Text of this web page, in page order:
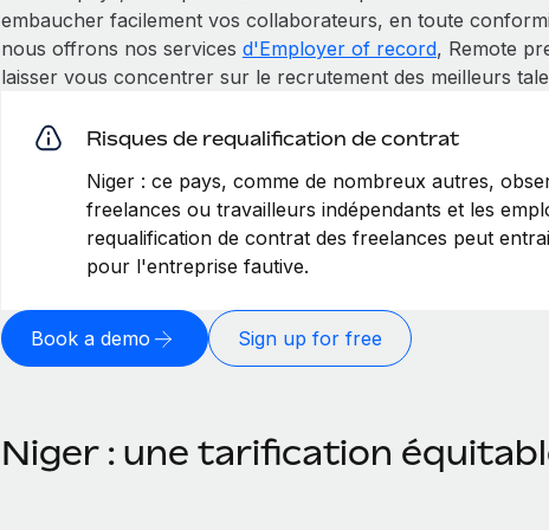
embaucher facilement vos collaborateurs, en toute
nous offrons nos services d'Employer of record, Remote
laisser vous concentrer sur le recrutement des meilleurs
Risques de requalification de contrat
Niger : ce pays, comme de nombreux autres,
freelances ou travailleurs indépendants et les
requalification de contrat des freelances peut
pour l'entreprise fautive.
Book a demo Sign up for free
Niger : une tarification